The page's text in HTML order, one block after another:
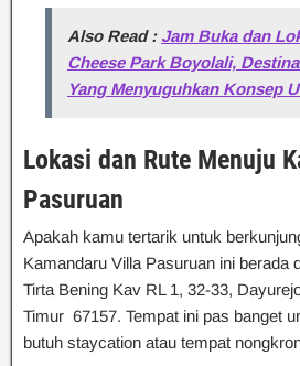
Also Read : Jam Buka dan
Cheese Park Boyolali,
Yang Menyuguhkan Konsep
Lokasi dan Rute Menuju
Pasuruan
Apakah kamu tertarik untuk
Kamandaru Villa Pasuruan ini berada
Tirta Bening Kav RL 1, 32-33,
Timur 67157. Tempat ini pas banget
butuh staycation atau tempat